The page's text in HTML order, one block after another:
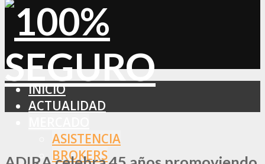
INICIO
ACTUALIDAD
ASISTENCIA
BROKERS